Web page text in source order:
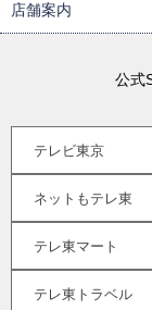
店舗案内
公式
テレビ東京
ネットもテレ東
テレ東マート
テレ東トラベル